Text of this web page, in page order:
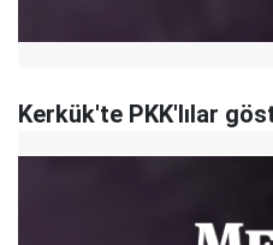
Kerkük'te PKK'lılar